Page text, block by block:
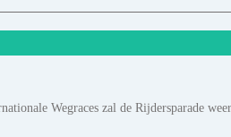
Wegraces zal de Rijdersparade